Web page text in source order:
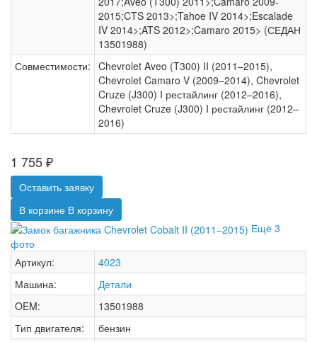
2015;CTS 2013>;Tahoe IV 2014>;Escalade
IV 2014>;ATS 2012>;Camaro 2015> (СЕДАН
13501988)
Совместимости: Chevrolet Aveo (T300) II (2011–2015),
Chevrolet Camaro V (2009–2014), Chevrolet
Cruze (J300) I рестайлинг (2012–2016),
Chevrolet Cruze (J300) I рестайлинг (2012–
2016)
1 755₽
Оставить заявку
В корзине В корзину
Ещё 3
фото
Артикул:
4023
Машина:
Детали
OEM:
13501988
Тип двигателя:
бензин